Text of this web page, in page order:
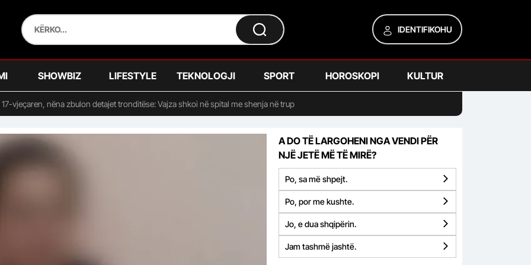
IDENTIFIKOHU
SHOWBIZ LIFESTYLE TEKNOLOGJI SPORT HOROSKOPI KULTUR
vjeçaren, nëna zbulon detajet tronditëse: Vajza shkoi në spital me shenja në trup
A DO TË LARGOHENI NGA VENDI PËR
NJË JETË MË TË MIRË?
Po, sa më shpejt.
Po, por me kushte.
Jo, e dua shqipërin.
Jam tashmë jashtë.